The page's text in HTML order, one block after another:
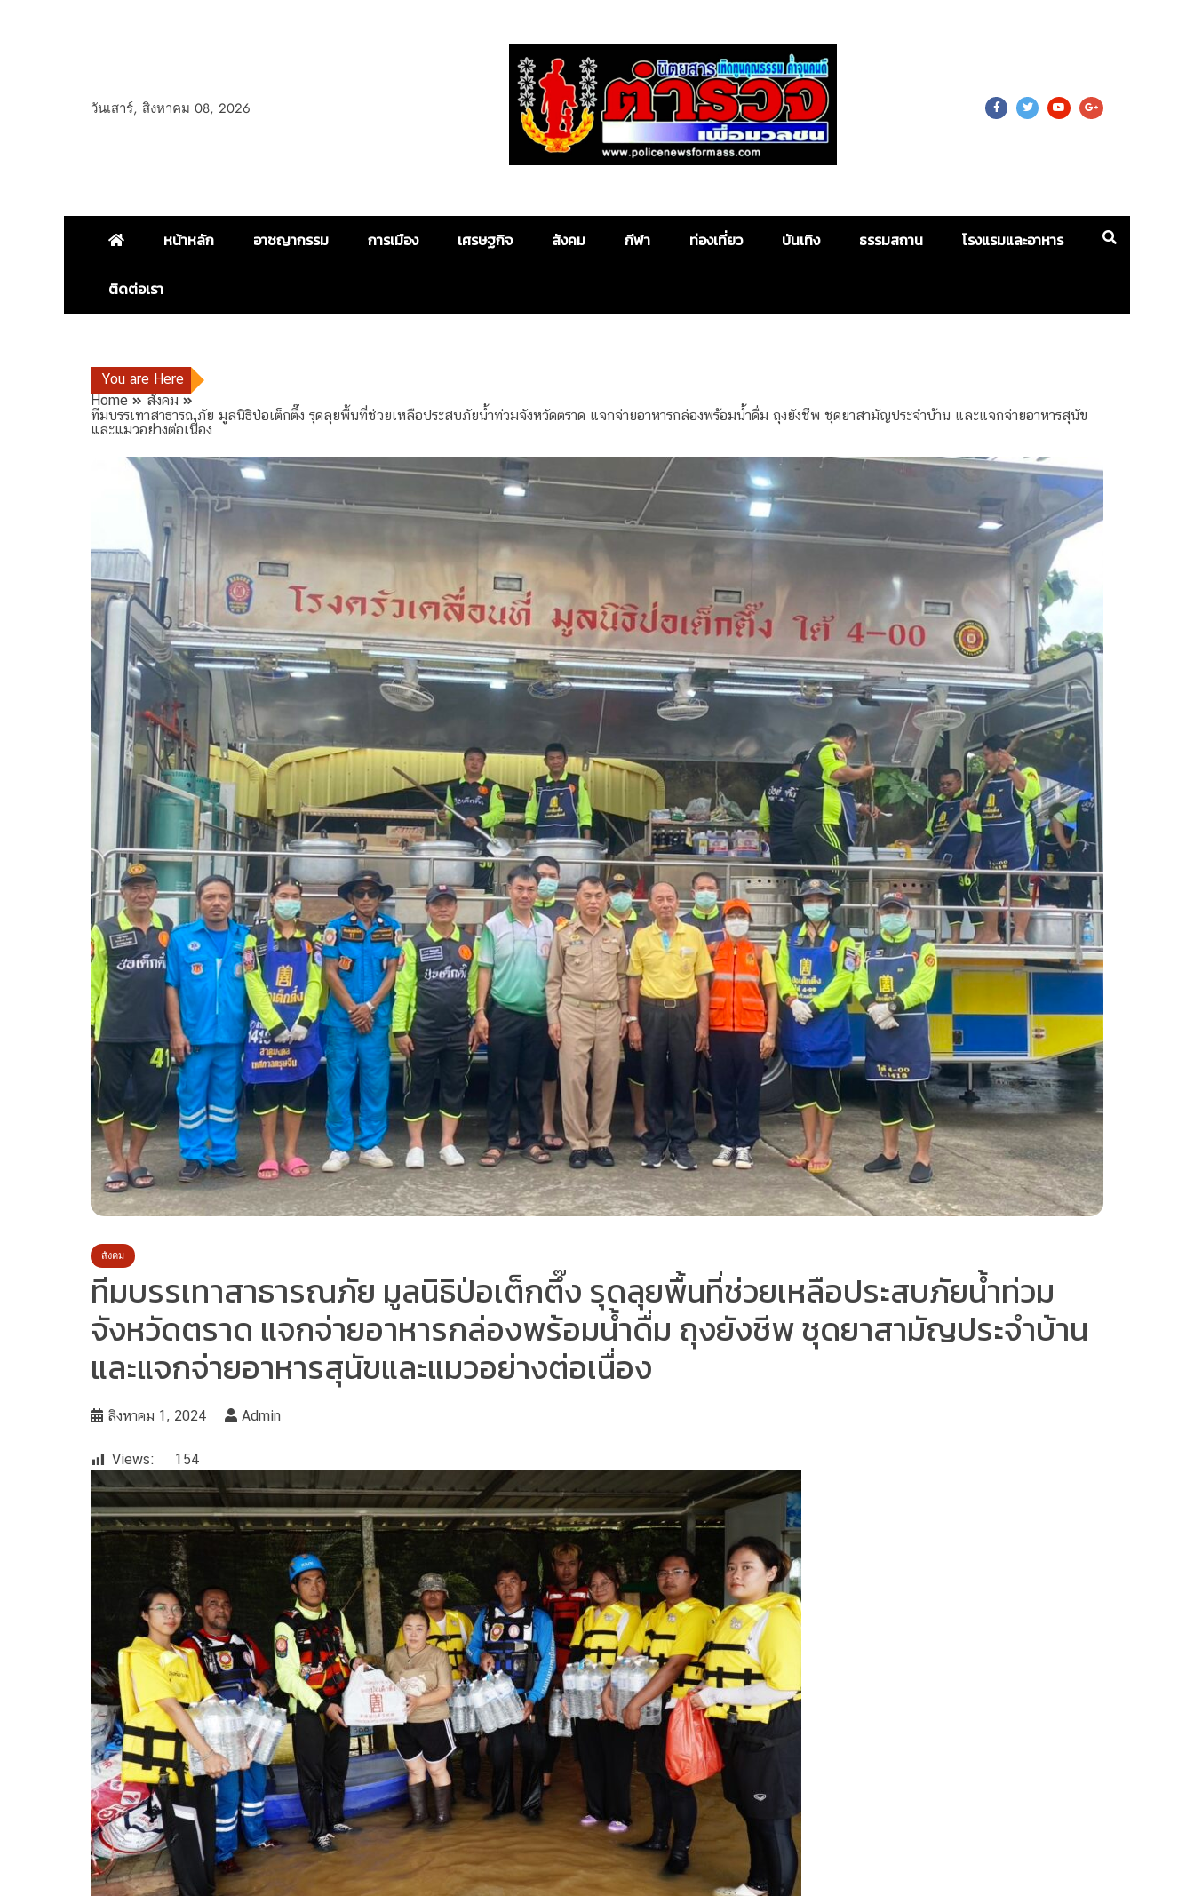
วันเสาร์, สิงหาคม 08, 2026
Police News For Mass
หน้าหลัก อาชญากรรม การเมือง เศรษฐกิจ สังคม กีฬา ท่องเที่ยว บันเทิง ธรรมสถาน โรงแรมและอาหาร
ติดต่อเรา
You are Here
Home
สังคม
ทีมบรรเทาสาธารณภัย มูลนิธิป่อเต็กตึ๊ง รุดลุยพื้นที่ช่วยเหลือประสบภัยน้ำท่วมจังหวัดตราด แจกจ่ายอาหารกล่องพร้อมน้ำดื่ม ถุงยังชีพ ชุดยาสามัญประจำบ้าน และแจกจ่ายอาหารสุนัข
และแมวอย่างต่อเนื่อง
สังคม
ทีมบรรเทาสาธารณภัย มูลนิธิป่อเต็กตึ๊ง รุดลุยพื้นที่ช่วยเหลือประสบภัยน้ำท่วม
จังหวัดตราด แจกจ่ายอาหารกล่องพร้อมน้ำดื่ม ถุงยังชีพ ชุดยาสามัญประจำบ้าน
และแจกจ่ายอาหารสุนัขและแมวอย่างต่อเนื่อง
สิงหาคม 1, 2024 Admin
Views: 154